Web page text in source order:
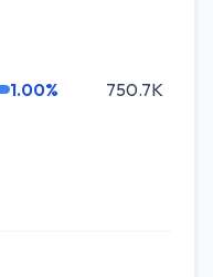
1.00% 750.7K